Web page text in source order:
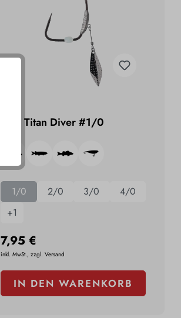
BKK Titan Diver #1/0
1/0 2/0 3/0
4/0
+1
7,95 €
inkl. MwSt., zzgl. Versand
IN DEN WARENKORB